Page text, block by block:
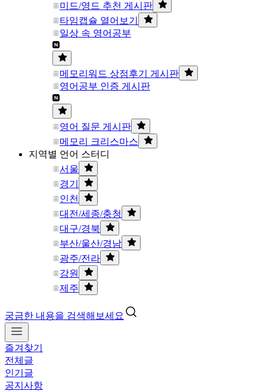
미드/영드 추천 게시판
타임캡슐 열어보기
일상 속 영어공부
메모리워드 상점후기 게시판
영어공부 인증 게시판
영어 질문 게시판
메모리 크리스마스
지역별 언어 스터디
서울
경기
인천
대전/세종/충청
대구/경북
부산/울산/경남
광주/전라
강원
제주
궁금한 내용을 검색해보세요
즐겨찾기
전체글
인기글
공지사항